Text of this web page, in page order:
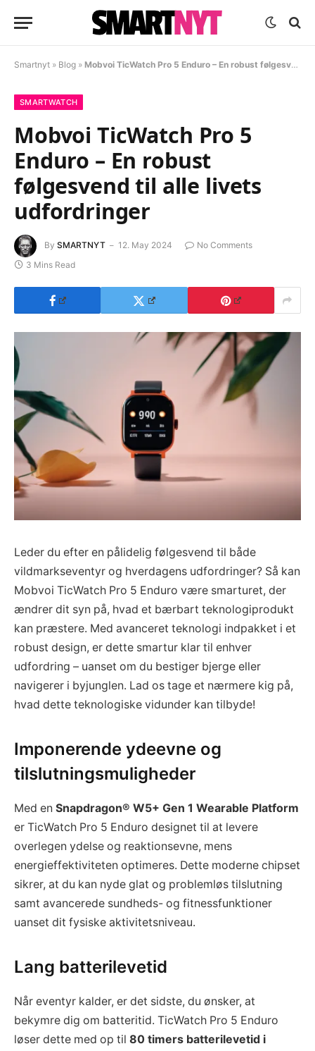
Smartnyt » Blog » Mobvoi TicWatch Pro 5 Enduro – En robust følgesvend til alle livets udfordringer
SMARTWATCH
Mobvoi TicWatch Pro 5
Enduro – En robust
følgesvend til alle livets
udfordringer
By SMARTNYT 12. May 2024
No Comments
3 Mins Read
Leder du efter en pålidelig følgesvend til både
vildmarkseventyr og hverdagens udfordringer? Så kan
Mobvoi TicWatch Pro 5 Enduro være smarturet, der
ændrer dit syn på, hvad et bærbart teknologiprodukt
kan præstere. Med avanceret teknologi indpakket i et
robust design, er dette smartur klar til enhver
udfordring – uanset om du bestiger bjerge eller
navigerer i byjunglen. Lad os tage et nærmere kig på,
hvad dette teknologiske vidunder kan tilbyde!
Imponerende ydeevne og
tilslutningsmuligheder
Med en Snapdragon® W5+ Gen 1 Wearable Platform
er TicWatch Pro 5 Enduro designet til at levere
overlegen ydelse og reaktionsevne, mens
energieffektiviteten optimeres. Dette moderne chipset
sikrer, at du kan nyde glat og problemløs tilslutning
samt avancerede sundheds- og fitnessfunktioner
uanset dit fysiske aktivitetsniveau.
Lang batterilevetid
Når eventyr kalder, er det sidste, du ønsker, at
bekymre dig om batteritid. TicWatch Pro 5 Enduro
løser dette med op til 80 timers batterilevetid i